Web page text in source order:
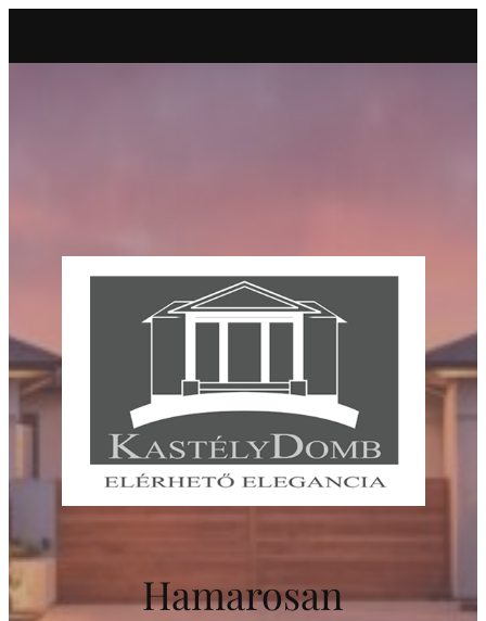
Hamarosan